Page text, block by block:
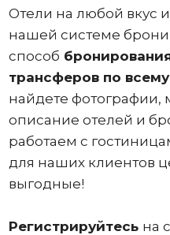
Отели на любой вкус
нашей системе
способ
трансферов по
найдете фотографии,
описание отелей и
работаем с
для наших клиентов
выгодные!
Регистрируйтесь на